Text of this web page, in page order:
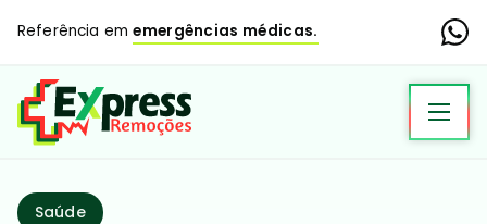
Referência ememergências médicas.
Saúde